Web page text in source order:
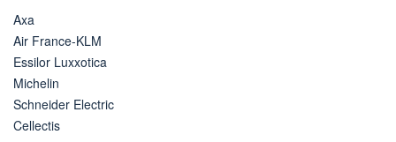
Axa
Air France-KLM
Essilor Luxxotica
Michelin
Schneider Electric
Cellectis